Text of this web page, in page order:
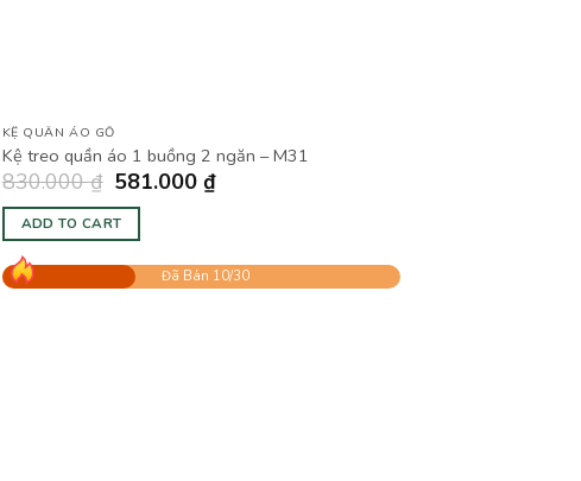
KỆ QUẦN ÁO GỖ
Kệ treo quần áo 1 buồng 2 ngăn – M31
830.000₫ 581.000₫
ADD TO CART
Đã Bán 10/30